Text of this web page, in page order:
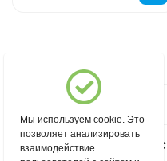
Магазин "Северный"
Покупательский сервис
Мы используем cookie. Это
позволяет анализировать
взаимодействие